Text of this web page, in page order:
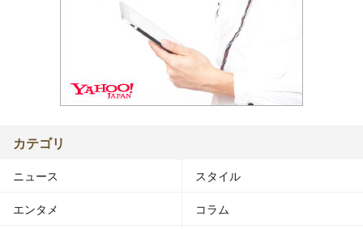
カテゴリ
ニュース スタイル
エンタメ コラム